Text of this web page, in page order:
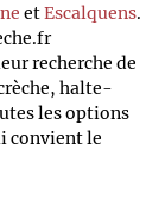
etEscalquens.
recherche de
halte-
les options
convient le